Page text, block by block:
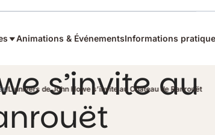
Animations & ÉvénementsInformations
s’invite au
L’univers de John Howe s’invite au Château de Ranrouët